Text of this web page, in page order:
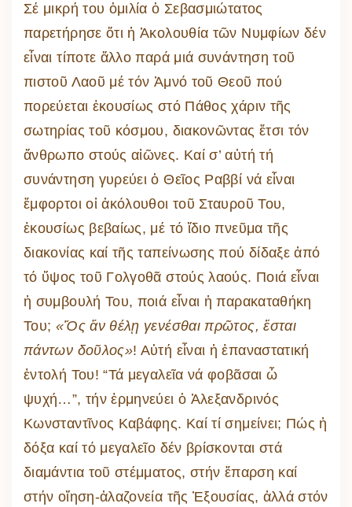
Σέ μικρή του ὁμιλία ὁ Σεβασμιώτατος
παρετήρησε ὅτι ἡ Ἀκολουθία τῶν Νυμφίων δέν
εἶναι τίποτε ἄλλο παρά μιά συνάντηση τοῦ
πιστοῦ Λαοῦ μέ τόν Ἀμνό τοῦ Θεοῦ πού
πορεύεται ἑκουσίως στό Πάθος χάριν τῆς
σωτηρίας τοῦ κόσμου, διακονῶντας ἔτσι τόν
ἄνθρωπο στούς αἰῶνες. Καί σ’ αὐτή τή
συνάντηση γυρεύει ὁ Θεῖος Ραββί νά εἶναι
ἔμφορτοι οἱ ἀκόλουθοι τοῦ Σταυροῦ Του,
ἑκουσίως βεβαίως, μέ τό ἴδιο πνεῦμα τῆς
διακονίας καί τῆς ταπείνωσης πού δίδαξε ἀπό
τό ὕψος τοῦ Γολγοθᾶ στούς λαούς. Ποιά εἶναι
ἡ συμβουλή Του, ποιά εἶναι ἡ παρακαταθήκη
Του; «Ὅς ἄν θέλῃ γενέσθαι πρῶτος, ἔσται
πάντων δοῦλος»! Αὐτή εἶναι ἡ ἐπαναστατική
ἐντολή Του! “Τά μεγαλεῖα νά φοβᾶσαι ὦ
ψυχή…”, τήν ἑρμηνεύει ὁ Ἀλεξανδρινός
Κωνσταντῖνος Καβάφης. Καί τί σημείνει; Πώς ἡ
δόξα καί τό μεγαλεῖο δέν βρίσκονται στά
διαμάντια τοῦ στέμματος, στήν ἔπαρση καί
στήν οἴηση-ἀλαζονεία τῆς Ἐξουσίας, ἀλλά στόν